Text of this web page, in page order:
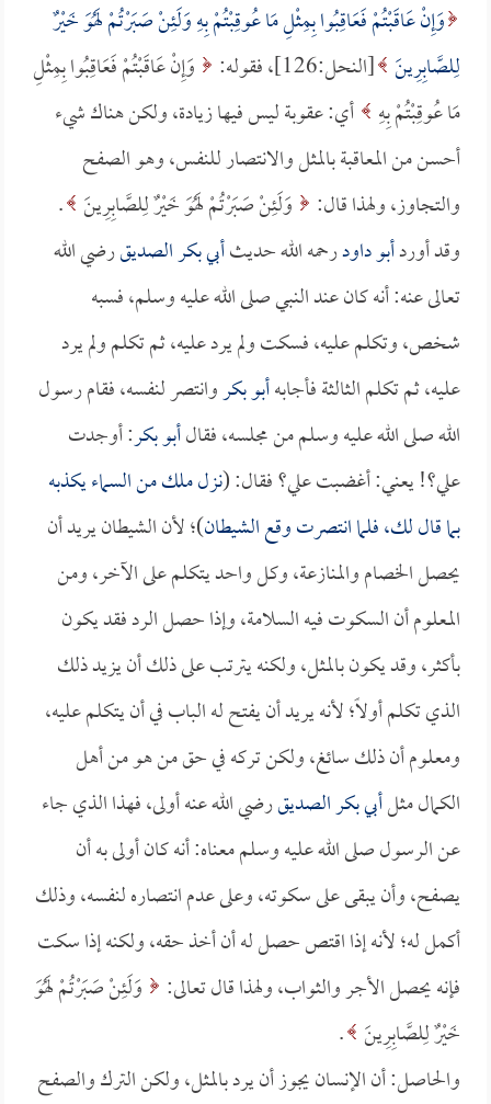
وَإِنْ عَاقَبْتُمْ فَعَاقِبُوا بِمِثْلِ مَا عُوقِبْتُمْ بِهِ وَلَئِنْ صَبَرْتُمْ لَهُوَ خَيْرٌ
لِلصَّابِرِينَ [النحل:126]، فقوله:
وَإِنْ عَاقَبْتُمْ فَعَاقِبُوا بِمِثْلِ
مَا عُوقِبْتُمْ بِهِ أي: عقوبة ليس فيها زيادة، ولكن هناك شيء
أحسن من المعاقبة بالمثل والانتصار للنفس، وهو الصفح
والتجاوز، ولهذا قال:
وَلَئِنْ صَبَرْتُمْ لَهُوَ خَيْرٌ لِلصَّابِرِينَ .
وقد أوردأبو داودرحمه الله حديثأبي بكر الصديقرضي الله
تعالى عنه: أنه كان عند النبي صلى الله عليه وسلم، فسبه
شخص، وتكلم عليه، فسكت ولم يرد عليه، ثم تكلم ولم يرد
عليه، ثم تكلم الثالثة فأجابهأبو بكروانتصر لنفسه، فقام رسول
الله صلى الله عليه وسلم من مجلسه، فقالأبو بكر: أوجدت
علي؟! يعني: أغضبت علي؟ فقال: (نزل ملك من السماء يكذبه
بما قال لك، فلما انتصرت وقع الشيطان)؛ لأن الشيطان يريد أن
يحصل الخصام والمنازعة، وكل واحد يتكلم على الآخر، ومن
المعلوم أن السكوت فيه السلامة، وإذا حصل الرد فقد يكون
بأكثر، وقد يكون بالمثل، ولكنه يترتب على ذلك أن يزيد ذلك
الذي تكلم أولاً؛ لأنه يريد أن يفتح له الباب في أن يتكلم عليه،
ومعلوم أن ذلك سائغ، ولكن تركه في حق من هو من أهل
الكمال مثلأبي بكر الصديقرضي الله عنه أولى، فهذا الذي جاء
عن الرسول صلى الله عليه وسلم معناه: أنه كان أولى به أن
يصفح، وأن يبقى على سكوته، وعلى عدم انتصاره لنفسه، وذلك
أكمل له؛ لأنه إذا اقتص حصل له أن أخذ حقه، ولكنه إذا سكت
فإنه يحصل الأجر والثواب، ولهذا قال تعالى:
وَلَئِنْ صَبَرْتُمْ لَهُوَ
خَيْرٌ لِلصَّابِرِينَ .
والحاصل: أن الإنسان يجوز أن يرد بالمثل، ولكن الترك والصفح